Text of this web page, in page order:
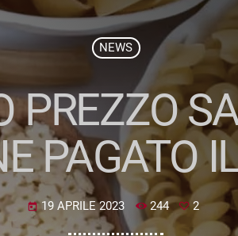
NEWS
PREZZO
PAGATO
today 19 APRILE 2023 244 2